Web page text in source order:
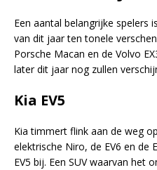
Een aantal belangrijke spelers
van dit jaar ten tonele
Porsche Macan en de Volvo
later dit jaar nog zullen
Kia EV5
Kia timmert flink aan de weg
elektrische Niro, de EV6 en de
EV5 bij. Een SUV waarvan het